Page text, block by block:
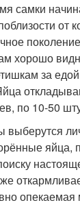
самки
от
хорошо
за
по 10-50
выберутся
яйца,
опекаемая